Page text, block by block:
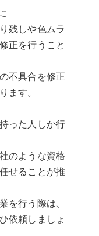
残しや色ムラ
正を行うこと
不具合を修正
ます。
った人しか行
のような資格
せることが推
を行う際は、
依頼しましょ